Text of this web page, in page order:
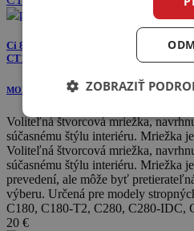
Ci 8 & CP 6 Square Grille
CT180/180T2/280/280IDC/380IDC/
MONITOR AUDIO
Voliteľná štvorcová mriežka,
súčasnému štýlu interiéru. Mriežka
Voliteľná štvorcová mriežka,
súčasnému štýlu interiéru. Mriežka
prevedení, ale môže byť
výberu. Určená pre modely
C180, C180-T2, C280, C280-IDC,
20 €
ZOBRAZIŤ